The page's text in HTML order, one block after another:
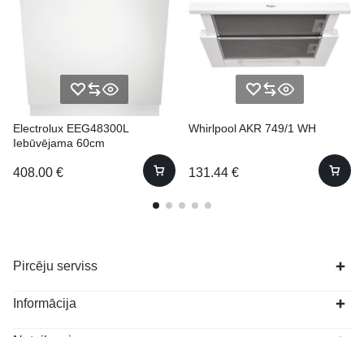
Electrolux EEG48300L
Iebūvējama 60cm
408.00 €
Whirlpool AKR 749/1 WH
131.44 €
Pircēju serviss
Informācija